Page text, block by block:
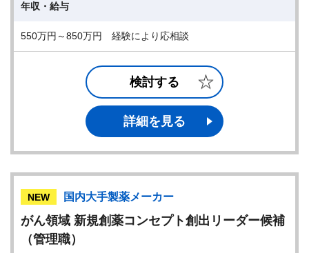
年収・給与
550万円～850万円 経験により応相談
検討する
詳細を見る
NEW 国内大手製薬メーカー
がん領域 新規創薬コンセプト創出リーダー候補
（管理職）